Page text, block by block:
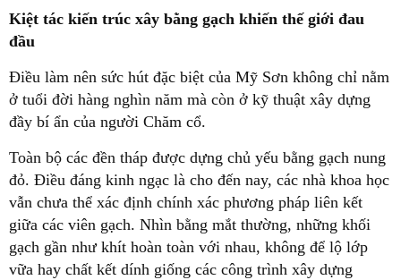
Kiệt tác kiến trúc xây bằng gạch khiến thế giới đau
đầu
Điều làm nên sức hút đặc biệt của Mỹ Sơn không chỉ nằm
ở tuổi đời hàng nghìn năm mà còn ở kỹ thuật xây dựng
đầy bí ẩn của người Chăm cổ.
Toàn bộ các đền tháp được dựng chủ yếu bằng gạch nung
đỏ. Điều đáng kinh ngạc là cho đến nay, các nhà khoa học
vẫn chưa thể xác định chính xác phương pháp liên kết
giữa các viên gạch. Nhìn bằng mắt thường, những khối
gạch gần như khít hoàn toàn với nhau, không để lộ lớp
vữa hay chất kết dính giống các công trình xây dựng